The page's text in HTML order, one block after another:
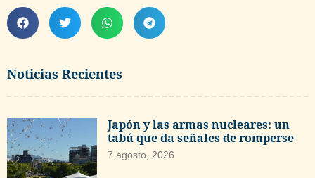
Noticias Recientes
Japón y las armas nucleares: un
tabú que da señales de romperse
7 agosto, 2026